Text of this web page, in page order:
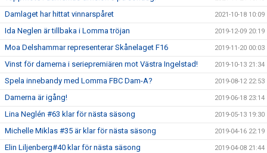
Damlaget har hittat vinnarspåret 2021-10-18 10:09
Ida Neglen är tillbaka i Lomma tröjan 2019-12-09 20:19
Moa Delshammar representerar Skånelaget F16 2019-11-20 00:03
Vinst för damerna i seriepremiären mot Västra Ingelstad! 2019-10-13 21:34
Spela innebandy med Lomma FBC Dam-A? 2019-08-12 22:53
Damerna är igång! 2019-06-18 23:14
Lina Neglén #63 klar för nästa säsong 2019-05-13 19:30
Michelle Miklas #35 är klar för nästa säsong 2019-04-16 22:19
Elin Liljenberg#40 klar för nästa säsong 2019-04-08 21:44